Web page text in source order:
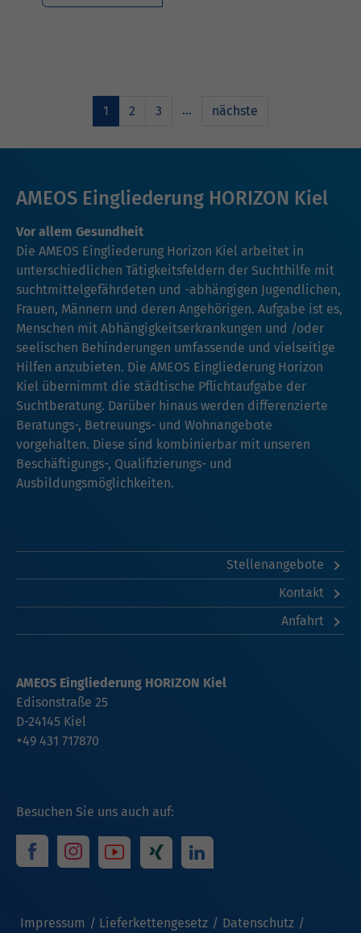
1 2 3 … nächste
AMEOS Eingliederung HORIZON Kiel
Vor allem Gesundheit
Die AMEOS Eingliederung Horizon Kiel arbeitet in
unterschiedlichen Tätigkeitsfeldern der Suchthilfe mit
suchtmittelgefährdeten und -abhängigen Jugendlichen,
Frauen, Männern und deren Angehörigen. Aufgabe ist es,
Menschen mit Abhängigkeitserkrankungen und /oder
seelischen Behinderungen umfassende und vielseitige
Hilfen anzubieten. Die AMEOS Eingliederung Horizon
Kiel übernimmt die städtische Pflichtaufgabe der
Suchtberatung. Darüber hinaus werden differenzierte
Beratungs-, Betreuungs- und Wohnangebote
vorgehalten. Diese sind kombinierbar mit unseren
Beschäftigungs-, Qualifizierungs- und
Ausbildungsmöglichkeiten.
Stellenangebote
Kontakt
Anfahrt
Besuchen Sie uns auch auf:
Impressum Lieferkettengesetz Datenschutz
AMEOS Eingliederung HORIZON Kiel
Edisonstraße 25
D-24145 Kiel
+49 431 717870